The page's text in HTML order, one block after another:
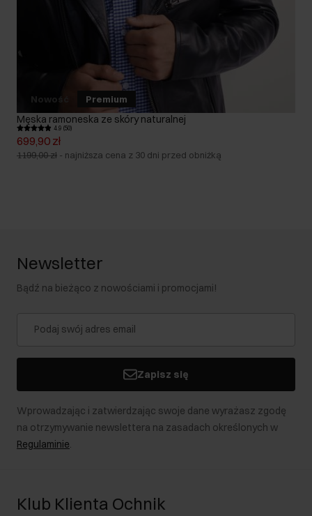
Nowość Premium
Męska ramoneska ze skóry naturalnej
4.9 (50)
699,90 zł
1199,00 zł - najniższa cena z 30 dni przed obniżką
Newsletter
Bądź na bieżąco z nowościami i promocjami!
Zapisz się
Wprowadzając i zatwierdzając swoje dane wyrażasz zgodę
na otrzymywanie newslettera na zasadach określonych w
Regulaminie.
Klub Klienta Ochnik